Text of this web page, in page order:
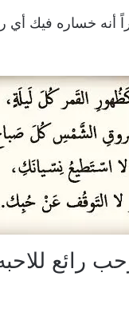
أنه خساره فيك أي
رائع